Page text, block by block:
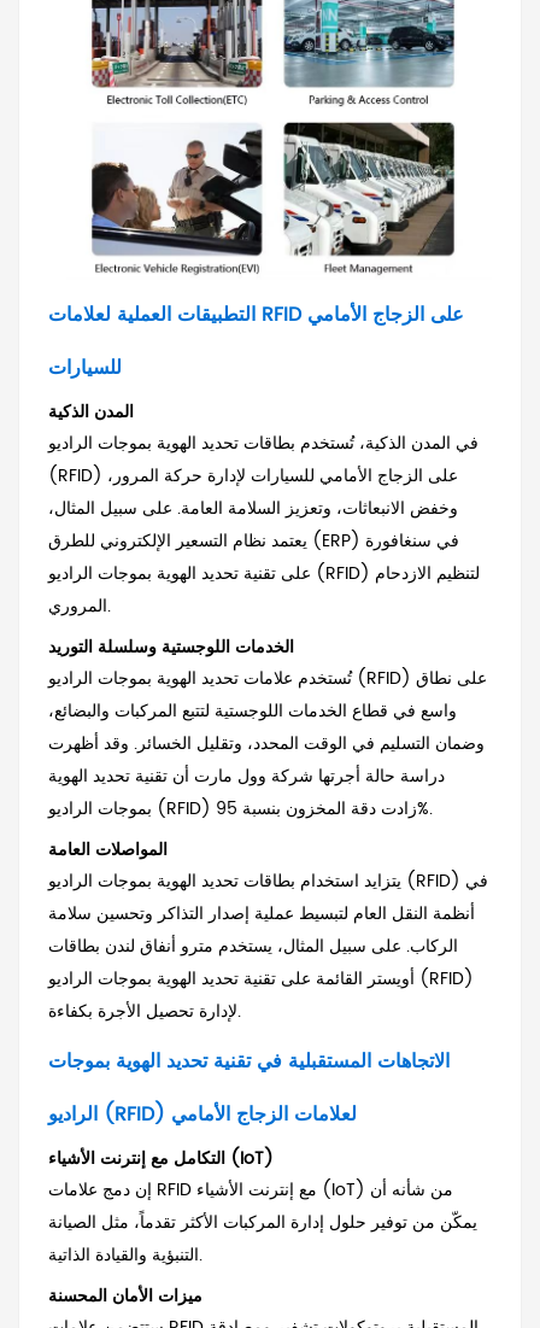
التطبيقات العملية لعلامات RFID على الزجاج الأمامي
للسيارات
المدن الذكية
في المدن الذكية، تُستخدم بطاقات تحديد الهوية بموجات الراديو
(RFID) على الزجاج الأمامي للسيارات لإدارة حركة المرور،
وخفض الانبعاثات، وتعزيز السلامة العامة. على سبيل المثال،
يعتمد نظام التسعير الإلكتروني للطرق (ERP) في سنغافورة
على تقنية تحديد الهوية بموجات الراديو (RFID) لتنظيم الازدحام
المروري.
الخدمات اللوجستية وسلسلة التوريد
تُستخدم علامات تحديد الهوية بموجات الراديو (RFID) على نطاق
واسع في قطاع الخدمات اللوجستية لتتبع المركبات والبضائع،
وضمان التسليم في الوقت المحدد، وتقليل الخسائر. وقد أظهرت
دراسة حالة أجرتها شركة وول مارت أن تقنية تحديد الهوية
بموجات الراديو (RFID) زادت دقة المخزون بنسبة 95%.
المواصلات العامة
يتزايد استخدام بطاقات تحديد الهوية بموجات الراديو (RFID) في
أنظمة النقل العام لتبسيط عملية إصدار التذاكر وتحسين سلامة
الركاب. على سبيل المثال، يستخدم مترو أنفاق لندن بطاقات
أويستر القائمة على تقنية تحديد الهوية بموجات الراديو (RFID)
لإدارة تحصيل الأجرة بكفاءة.
الاتجاهات المستقبلية في تقنية تحديد الهوية بموجات
الراديو (RFID) لعلامات الزجاج الأمامي
التكامل مع إنترنت الأشياء (IoT)
إن دمج علامات RFID مع إنترنت الأشياء (IoT) من شأنه أن
يمكّن من توفير حلول إدارة المركبات الأكثر تقدماً، مثل الصيانة
التنبؤية والقيادة الذاتية.
ميزات الأمان المحسنة